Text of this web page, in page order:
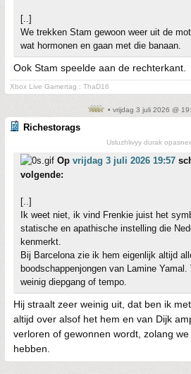
[..]
We trekken Stam gewoon weer uit de
wat hormonen en gaan met die banaan.
Ook Stam speelde aan de rechterkant.
Xbox Live Gamertag : ThaD16
• vrijdag 3 juli 2026 @
Richestorags
Usluzhlivyy durak
Op vrijdag 3 juli 2026 19:57
volgende:
[..]
Ik weet niet, ik vind Frenkie juist het
statische en apathische instelling die
kenmerkt.
Bij Barcelona zie ik hem eigenlijk altijd
boodschappenjongen van Lamine
weinig diepgang of tempo.
Hij straalt zeer weinig uit, dat ben ik
altijd over alsof het hem en van Dijk
verloren of gewonnen wordt, zolang
hebben.